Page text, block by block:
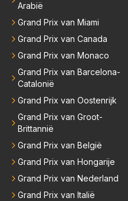
Arabië
Grand Prix van Miami
Grand Prix van Canada
Grand Prix van Monaco
Grand Prix van Barcelona-
Catalonië
Grand Prix van Oostenrijk
Grand Prix van Groot-
Brittannië
Grand Prix van België
Grand Prix van Hongarije
Grand Prix van Nederland
Grand Prix van Italië